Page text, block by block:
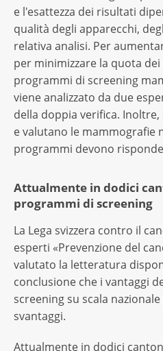
e l'esattezza dei risultati
qualità degli apparecchi,
relativa analisi. Per
per minimizzare la quota
programmi di screening
viene analizzato da due
della doppia verifica.
e valutano le mammografie
programmi devono
Attualmente in dodici
programmi di screening
La Lega svizzera contro il
esperti «Prevenzione del
valutato la letteratura
conclusione che i vantaggi
screening su scala
svantaggi.
Attualmente in dodici